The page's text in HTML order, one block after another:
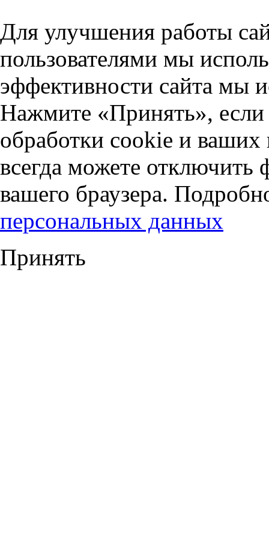
Для улучшения работы
пользователями мы
эффективности сайта мы
Нажмите «Принять», если
обработки cookie и
всегда можете отключить
вашего браузера.
персональных данных
Принять